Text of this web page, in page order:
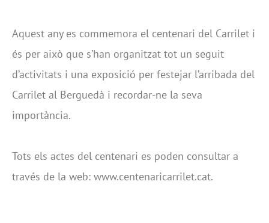
Aquest any es commemora el centenari del Carrilet i
és per això que s’han organitzat tot un seguit
d’activitats i una exposició per festejar l’arribada del
Carrilet al Berguedà i recordar-ne la seva
importància.
Tots els actes del centenari es poden consultar a
través de la web: www.centenaricarrilet.cat.